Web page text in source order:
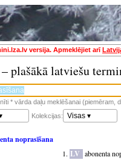
versija. Apmeklējiet arī
plašākā latviešu
* vārda daļu meklēšanai (piemēram,
Kolekcijas: Visas ▾
noprasīšana
LV abonenta